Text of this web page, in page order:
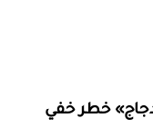
الدجاج» خطر خفي